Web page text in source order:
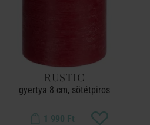
RUSTIC
gyertya 8 cm, sötétpiros
1 990 Ft